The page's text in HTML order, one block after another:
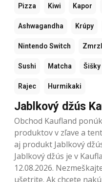
Pizza Kiwi Kapor
Ashwagandha Krúpy
Nintendo Switch
Sushi Matcha Šišky
Rajec Hurmikaki
Jablkový džús
Obchod Kaufland
produktov v zľave a
aj produkt Jablkový
Jablkový džús je v
12.08.2026.
ušetrite. Ak chcete